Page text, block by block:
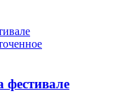
фестивале